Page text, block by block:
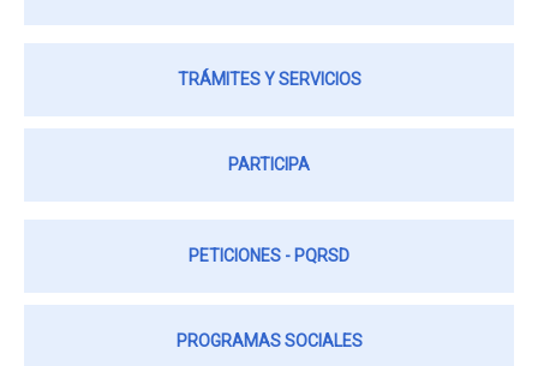
TRÁMITES Y SERVICIOS
PARTICIPA
PETICIONES - PQRSD
PROGRAMAS SOCIALES